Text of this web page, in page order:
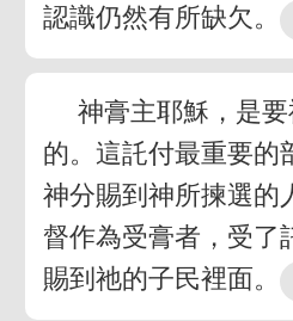
認識仍然有所缺欠。
神膏主耶穌，是
的。這託付最重要的
神分賜到神所揀選的
督作為受膏者，受了
賜到祂的子民裡面。